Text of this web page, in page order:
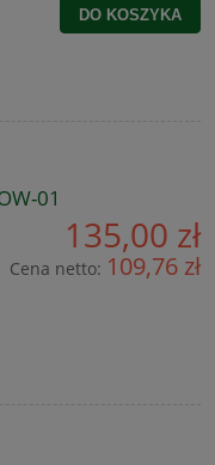
DO KOSZYKA
01
135,00 zł
Cena netto: 109,76 zł